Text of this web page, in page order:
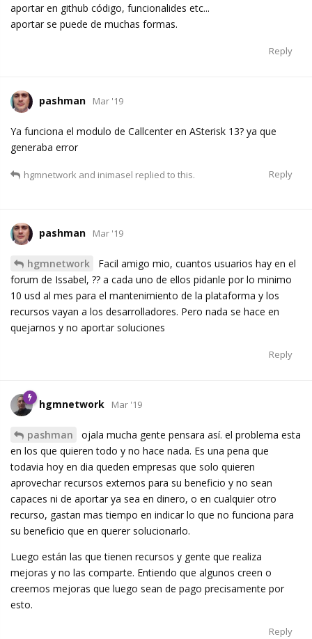
aportar en github código, funcionalides etc...
aportar se puede de muchas formas.
Reply
pashman Mar '19
Ya funciona el modulo de Callcenter en ASterisk 13? ya que
generaba error
Reply
hgmnetwork and inimasel replied to this.
pashman Mar '19
hgmnetwork
Facil amigo mio, cuantos usuarios hay en el
forum de Issabel, ?? a cada uno de ellos pidanle por lo minimo
10 usd al mes para el mantenimiento de la plataforma y los
recursos vayan a los desarrolladores. Pero nada se hace en
quejarnos y no aportar soluciones
Reply
hgmnetwork Mar '19
pashman
ojala mucha gente pensara así. el problema esta
en los que quieren todo y no hace nada. Es una pena que
todavia hoy en dia queden empresas que solo quieren
aprovechar recursos externos para su beneficio y no sean
capaces ni de aportar ya sea en dinero, o en cualquier otro
recurso, gastan mas tiempo en indicar lo que no funciona para
su beneficio que en querer solucionarlo.
Luego están las que tienen recursos y gente que realiza
mejoras y no las comparte. Entiendo que algunos creen o
creemos mejoras que luego sean de pago precisamente por
esto.
Reply